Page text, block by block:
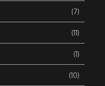
(7)
(11)
(1)
(10)